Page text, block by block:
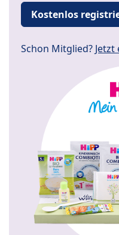
Kostenlos
Schon Mitglied?